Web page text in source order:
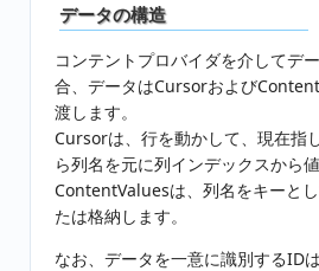
データの構造
コンテントプロバイダを介してデ
合、データはCursorおよび
渡します。
Cursorは、行を動かして、現在指
ら列名を元に列インデックスから
ContentValuesは、列名をキーと
たは格納します。
なお、データを一意に識別するID